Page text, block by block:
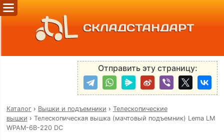
СКЛАДСТАНДАРТ
Отправить эту страницу:
Каталог› Вышки и подъемники › Телескопические
вышки › Телескопическая вышка (мачтовый подъемник) Lema LM
WPAM-6B-220 DC